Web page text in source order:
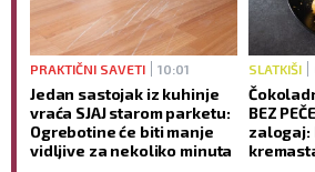
PRAKTIČNI SAVETI 10:01
Jedan sastojak iz kuhinje
vraća SJAJ starom parketu:
Ogrebotine će biti manje
vidljive za nekoliko minuta
SLATKIŠI
BEZ
zalogaj: